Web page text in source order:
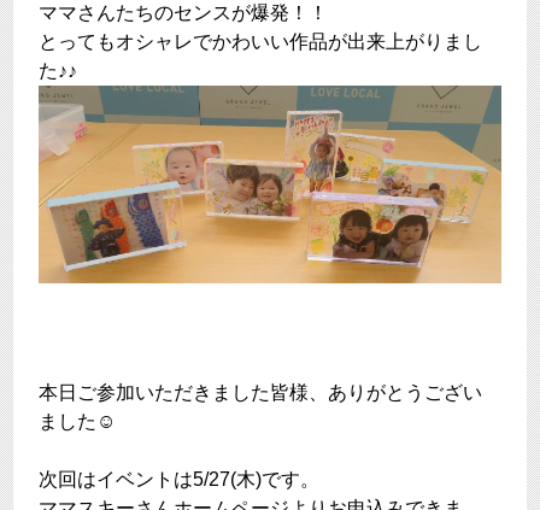
ママさんたちのセンスが爆発！！
とってもオシャレでかわいい作品が出来上がりまし
た♪♪
本日ご参加いただきました皆様、ありがとうござい
ました☺
次回はイベントは5/27(木)です。